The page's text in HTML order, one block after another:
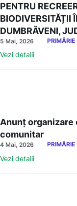
PENTRU
BIODIVERSITĂȚII
DUMBRĂVENI,
5 Mai, 2026 PRIMĂRIE
Vezi detalii
Anunț
comunitar
4 Mai, 2026 PRIMĂRIE
Vezi detalii